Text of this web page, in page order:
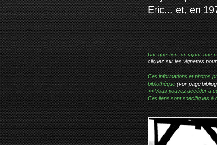
Eric... et, en
Une question, un rajout, une
cliquez sur les vignettes
Ces informations et photos
bibliothèque(voir page
>> Vous pouvez accéder à
Ces liens sont spécifiques à